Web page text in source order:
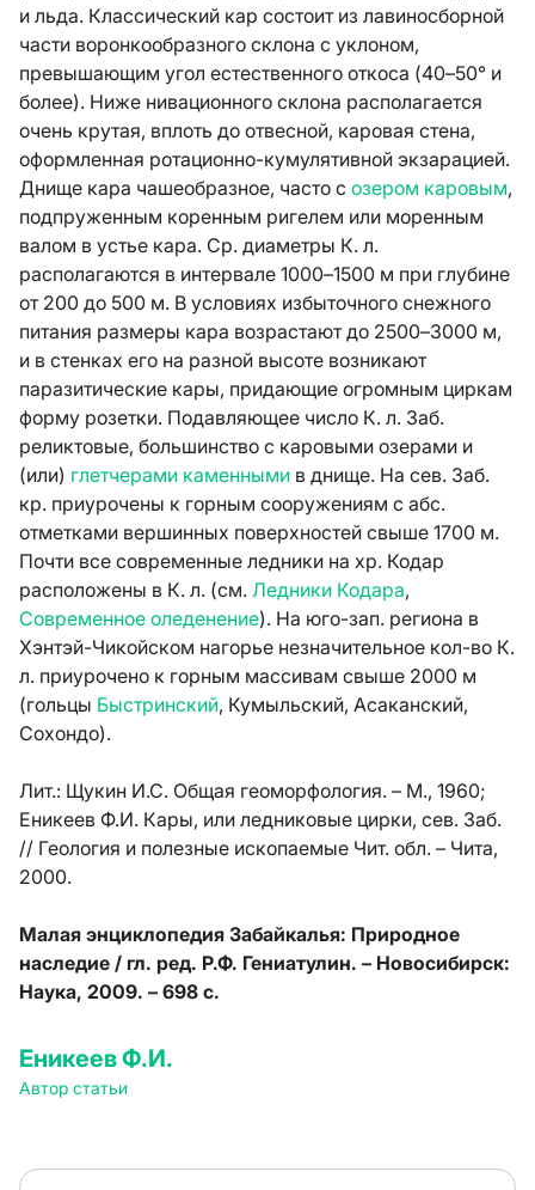
и льда. Классический кар состоит из лавиносборной
части воронкообразного склона с уклоном,
превышающим угол естественного откоса (40–50° и
более). Ниже нивационного склона располагается
очень крутая, вплоть до отвесной, каровая стена,
оформленная ротационно-кумулятивной экзарацией.
Днище кара чашеобразное, часто с озером каровым,
подпруженным коренным ригелем или моренным
валом в устье кара. Ср. диаметры К. л.
располагаются в интервале 1000–1500 м при глубине
от 200 до 500 м. В условиях избыточного снежного
питания размеры кара возрастают до 2500–3000 м,
и в стенках его на разной высоте возникают
паразитические кары, придающие огромным циркам
форму розетки. Подавляющее число К. л. Заб.
реликтовые, большинство с каровыми озерами и
(или) глетчерами каменными в днище. На сев. Заб.
кр. приурочены к горным сооружениям с абс.
отметками вершинных поверхностей свыше 1700 м.
Почти все современные ледники на хр. Кодар
расположены в К. л. (см. Ледники Кодара,
Современное оледенение). На юго-зап. региона в
Хэнтэй-Чикойском нагорье незначительное кол-во К.
л. приурочено к горным массивам свыше 2000 м
(гольцы Быстринский, Кумыльский, Асаканский,
Сохондо).
Лит.: Щукин И.С. Общая геоморфология. – М., 1960;
Еникеев Ф.И. Кары, или ледниковые цирки, сев. Заб.
// Геология и полезные ископаемые Чит. обл. – Чита,
2000.
Малая энциклопедия Забайкалья: Природное
наследие / гл. ред. Р.Ф. Гениатулин. – Новосибирск:
Наука, 2009. – 698 с.
Еникеев Ф.И.
Автор статьи